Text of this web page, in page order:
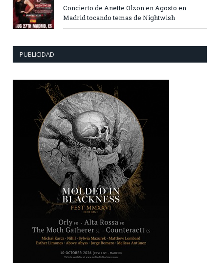
Concierto de Anette Olzon en Agosto en
Madrid tocando temas de Nightwish
PUBLICIDAD